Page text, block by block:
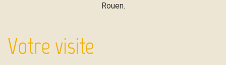
Rouen.
Votre visite